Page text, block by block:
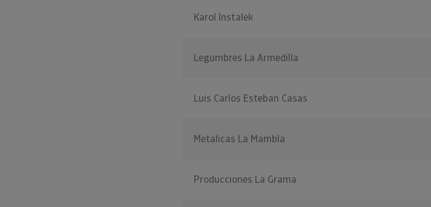
Karol Instalek
Legumbres La Armedilla
Luis Carlos Esteban Casas
Metalicas La Mambla
Producciones La Grama